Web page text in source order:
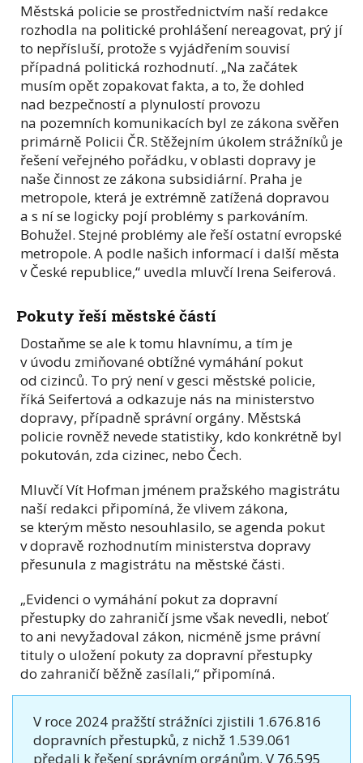
Městská policie se prostřednictvím naší redakce
rozhodla na politické prohlášení nereagovat, prý jí
to nepřísluší, protože s vyjádřením souvisí
případná politická rozhodnutí. „Na začátek
musím opět zopakovat fakta, a to, že dohled
nad bezpečností a plynulostí provozu
na pozemních komunikacích byl ze zákona svěřen
primárně Policii ČR. Stěžejním úkolem strážníků je
řešení veřejného pořádku, v oblasti dopravy je
naše činnost ze zákona subsidiární. Praha je
metropole, která je extrémně zatížená dopravou
a s ní se logicky pojí problémy s parkováním.
Bohužel. Stejné problémy ale řeší ostatní evropské
metropole. A podle našich informací i další města
v České republice,“ uvedla mluvčí Irena Seiferová.
Pokuty řeší městské částí
Dostaňme se ale k tomu hlavnímu, a tím je
v úvodu zmiňované obtížné vymáhání pokut
od cizinců. To prý není v gesci městské policie,
říká Seifertová a odkazuje nás na ministerstvo
dopravy, případně správní orgány. Městská
policie rovněž nevede statistiky, kdo konkrétně byl
pokutován, zda cizinec, nebo Čech.
Mluvčí Vít Hofman jménem pražského magistrátu
naší redakci připomíná, že vlivem zákona,
se kterým město nesouhlasilo, se agenda pokut
v dopravě rozhodnutím ministerstva dopravy
přesunula z magistrátu na městské části.
„Evidenci o vymáhání pokut za dopravní
přestupky do zahraničí jsme však nevedli, neboť
to ani nevyžadoval zákon, nicméně jsme právní
tituly o uložení pokuty za dopravní přestupky
do zahraničí běžně zasílali,“ připomíná.
V roce 2024 pražští strážníci zjistili 1.676.816
dopravních přestupků, z nichž 1.539.061
předali k řešení správním orgánům. V 76.595